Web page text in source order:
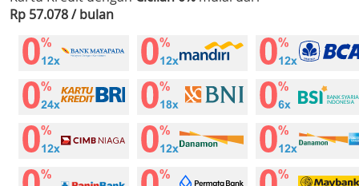
Rp 57.078 / bulan